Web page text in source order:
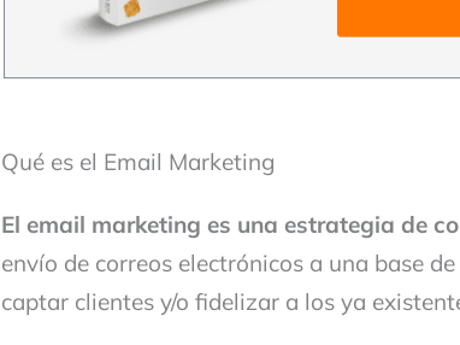
Qué es el Email Marketing
El email marketing es una estrategia de
envío de correos electrónicos a una base
captar clientes y/o fidelizar a los ya